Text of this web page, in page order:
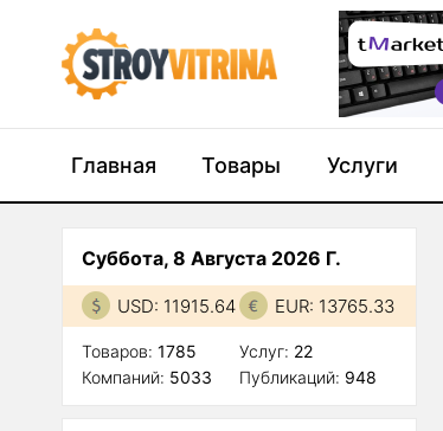
Главная Товары Услуги
Суббота, 8 Августа 2026 Г.
USD: 11915.64 EUR: 13765.33
Товаров: 1785
Компаний: 5033
Услуг: 22
Публикаций: 948